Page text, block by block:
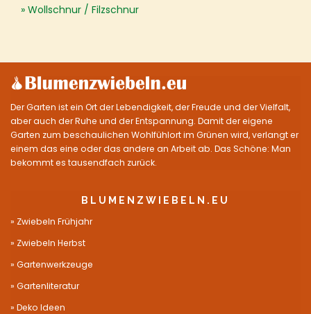
Wollschnur / Filzschnur
Der Garten ist ein Ort der Lebendigkeit, der Freude und der Vielfalt,
aber auch der Ruhe und der Entspannung. Damit der eigene
Garten zum beschaulichen Wohlfühlort im Grünen wird, verlangt er
einem das eine oder das andere an Arbeit ab. Das Schöne: Man
bekommt es tausendfach zurück.
BLUMENZWIEBELN.EU
Zwiebeln Frühjahr
Zwiebeln Herbst
Gartenwerkzeuge
Gartenliteratur
Deko Ideen